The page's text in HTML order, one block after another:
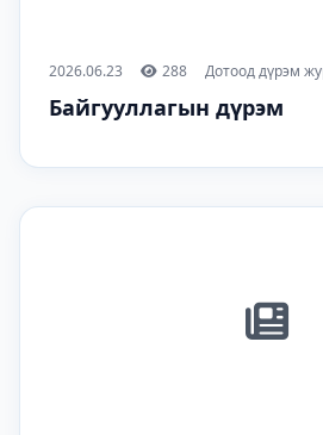
2026.06.23 288 Дотоод дүрэм
Байгууллагын дүрэм